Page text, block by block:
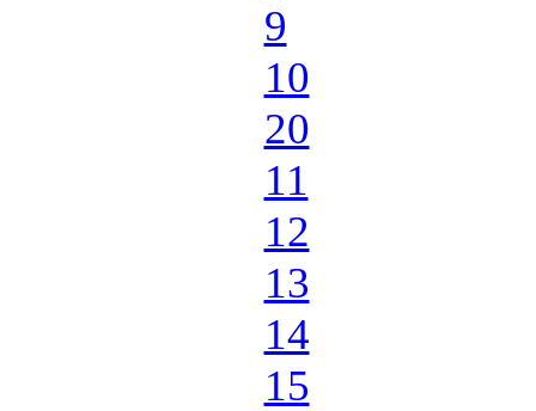
9
10
20
11
12
13
14
15